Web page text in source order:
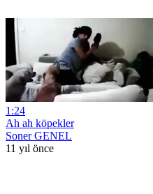
1:24
Ah ah köpekler
Soner GENEL
11 yıl önce